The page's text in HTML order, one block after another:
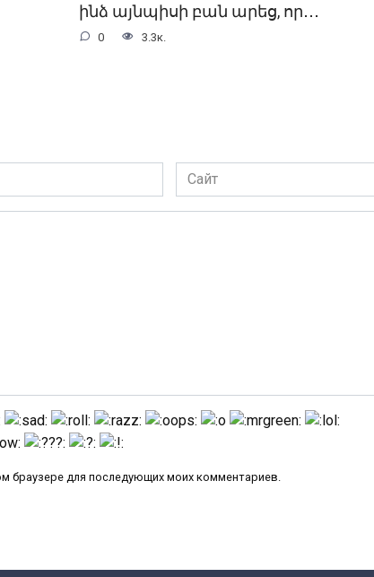
ինձ այնպիսի բան արեց, որ․․․
0 3.3к.
Сайт
браузере для последующих моих комментариев.